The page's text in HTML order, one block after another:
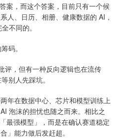
案，而这个答案，目前只有一个候
、日历、相册、健康数据的 AI，
不同的。
码。
评，但有一种反向逻辑也在流传
别人先踩坑。
年在数据中心、芯片和模型训练上
泡沫的担忧也随之而来。相比之
最强模型」，而是在确认赛道稳定
」能力做后发赶超。